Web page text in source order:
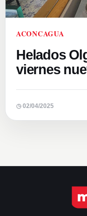
ACONCAGUA
Helados
viernes
◷ 02/04/2025